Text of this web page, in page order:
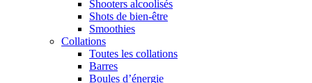
Shooters alcoolisés
Shots de bien-être
Smoothies
Collations
Toutes les collations
Barres
Boules d’énergie